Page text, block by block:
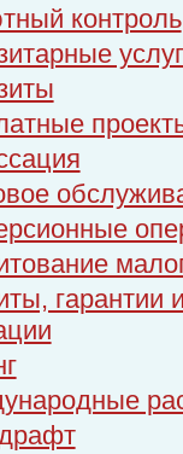
контроль
гарантии